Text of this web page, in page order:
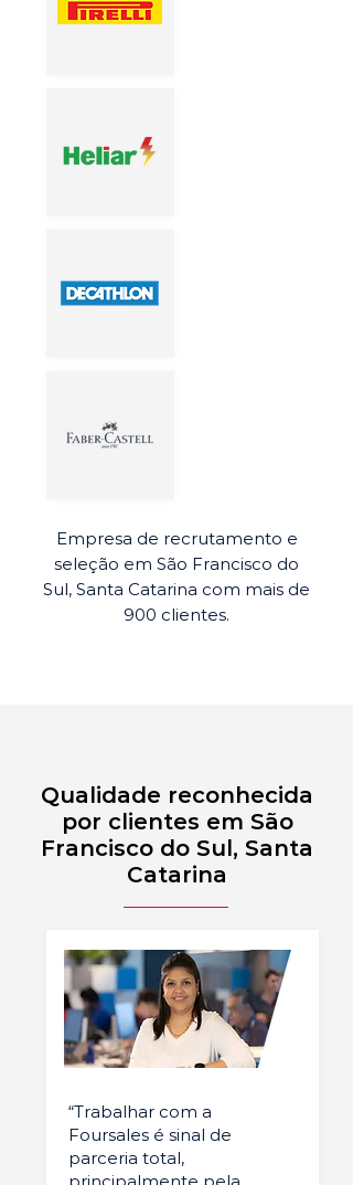
Empresa de recrutamento e
seleção em São Francisco do
Sul, Santa Catarina com mais de
900 clientes.
Qualidade reconhecida
por clientes em São
Francisco do Sul, Santa
Catarina
“Trabalhar com a
Foursales é sinal de
parceria total,